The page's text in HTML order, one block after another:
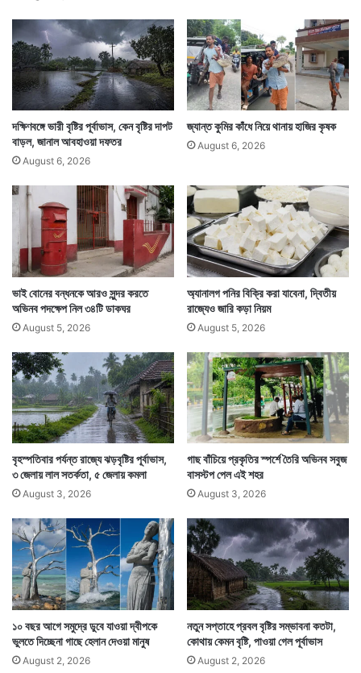
পশ্চিমবঙ্গের দক্ষিণভাগে অবশ্য পরিস্থিতি উল্টো। তবে আকাশে
মাঝে মাঝে মেঘের আনাগোনা রয়েছে। তাতে গরমে খামতি এতটুকুও
নেই। দক্ষিণে এমন অবস্থা হলেও উত্তরবঙ্গের পরিস্থিতি
অনেকটাই অন্যরকম।
উত্তরবঙ্গের জেলাগুলিতে আগামী ৪ দিন ঝড় এবং বৃষ্টির পূর্বাভাস
রয়েছে। উত্তরবঙ্গের পারদও তাই ওঠার কোনও সম্ভাবনা দেখছেন
না আবহবিদেরা। — সংবাদ সংস্থার সাহায্য নিয়ে লেখা
দে
শে
ই
কা
হ
য়
সি
ঙ্গা
র
রা
জ
নী
দক্ষিণবঙ্গে ভারী বৃষ্টির পূর্বাভাস, কেন বৃষ্টির দাপট
বাড়ল, জানাল আবহাওয়া দফতর
August 6, 2026
জ্যান্ত কুমির কাঁধে নিয়ে থানায় হাজির কৃষক
August 6, 2026
ভাই বোনের বন্ধনকে আরও সুন্দর করতে
অভিনব পদক্ষেপ নিল ৩৪টি ডাকঘর
August 5, 2026
অ্যানালগ পনির বিক্রি করা যাবেনা, দ্বিতীয়
রাজ্যেও জারি কড়া নিয়ম
August 5, 2026
বৃহস্পতিবার পর্যন্ত রাজ্যে ঝড়বৃষ্টির পূর্বাভাস,
৩ জেলায় লাল সতর্কতা, ৫ জেলায় কমলা
August 3, 2026
গাছ বাঁচিয়ে প্রকৃতির স্পর্শে তৈরি অভিনব সবুজ
বাসস্টপ পেল এই শহর
August 3, 2026
১০ বছর আগে সমুদ্রে ডুবে যাওয়া দ্বীপকে
ভুলতে দিচ্ছেনা গাছে হেলান দেওয়া মানুষ
August 2, 2026
নতুন সপ্তাহে প্রবল বৃষ্টির সম্ভাবনা কতটা,
কোথায় কেমন বৃষ্টি, পাওয়া গেল পূর্বাভাস
August 2, 2026